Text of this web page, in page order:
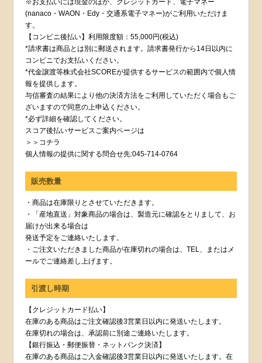
(nanaco・WAON・Edy・交通系電子マネー)がご利用いただけま
す。
【コンビニ後払い】利用限度額：55,000円(税込)
*請求書は商品とは別に郵送されます。請求書発行から14日以内に
コンビニでお支払いください。
*代金譲渡等株式会社SCOREが提供するサービスの範囲内で個人情
報を提供します。
与信審査の結果により他の決済方法をご利用していただく場合もご
ざいますので同意の上申込ください。
*必ず詳細を確認してください。
スコア後払いサービスご案内ページは
＞＞コチラ
個人情報の提供に関する問合せ先:045-714-0764
販売数量
・商品は在庫限りとさせていただきます。
・「産地直送」対象商品の場合は、製造元に確認をとりまして、お
届けが出来る場合は
発送予定をご連絡いたします。
・ご注文いただきました商品が在庫切れの場合は、TEL、またはメ
ールでご連絡差し上げます。
引渡し時期
【クレジットカード払い】
在庫のある商品はご注文確認後3営業日以内に発送いたします。
在庫切れの場合は、承認前に別途ご連絡いたします。
【銀行振込・郵便振替・ネットバンク決済】
在庫のある商品はご入金確認後3営業日以内に発送いたします。在